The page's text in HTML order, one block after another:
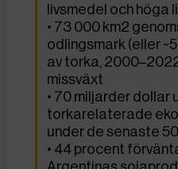
livsmedel och höga
• 73 000 km2
odlingsmark (eller
av torka,
missväxt
• 70 miljarder dollar
torkarelaterade
under de senaste
• 44 procent